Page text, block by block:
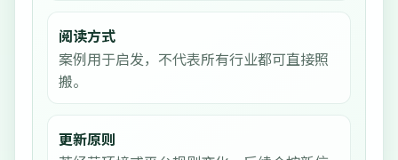
阅读方式
案例用于启发，不代表所有行业都可直接照
搬。
更新原则